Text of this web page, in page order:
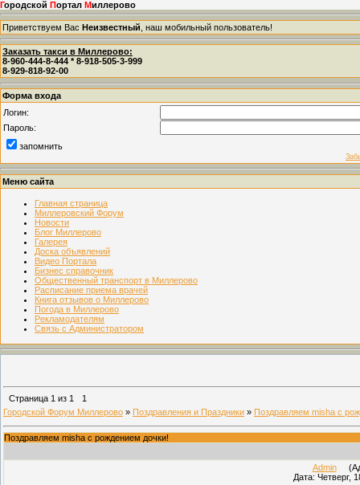
Городской Портал Миллерово
Приветствуем Вас Неизвестный , наш мобильный пользователь!
Заказать такси в Миллерово:
8-960-444-8-444 * 8-918-505-3-999
8-929-818-92-00
Форма входа
Логин:
Пароль:
запомнить
Меню сайта
Главная страница
Миллеровский Форум
Новости
Блог Миллерово
Галерея
Доска объявлений
Видео Портала
Бизнес справочник
Общественный транспорт в Миллерово
Расписание приема врачей
Книга отзывов о Миллерово
Погода в Миллерово
Рекламодателям
Связь с Администратором
Страница 1 из 1
1
Городской Форум Миллерово » Поздравления и Праздники » Поздравляем misha с
Поздравляем misha с рождением дочки!
Admin
Дата: Четверг,